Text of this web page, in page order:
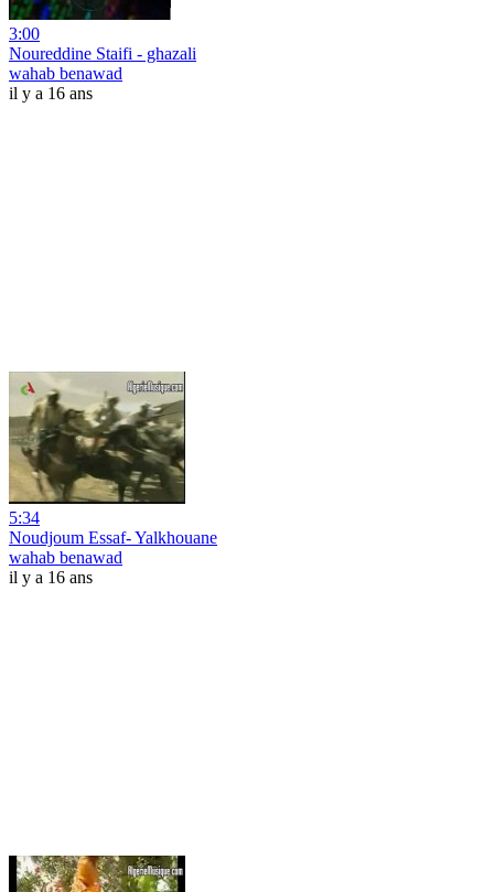
3:00
Noureddine Staifi - ghazali
wahab benawad
il y a 16 ans
5:34
Noudjoum Essaf- Yalkhouane
wahab benawad
il y a 16 ans